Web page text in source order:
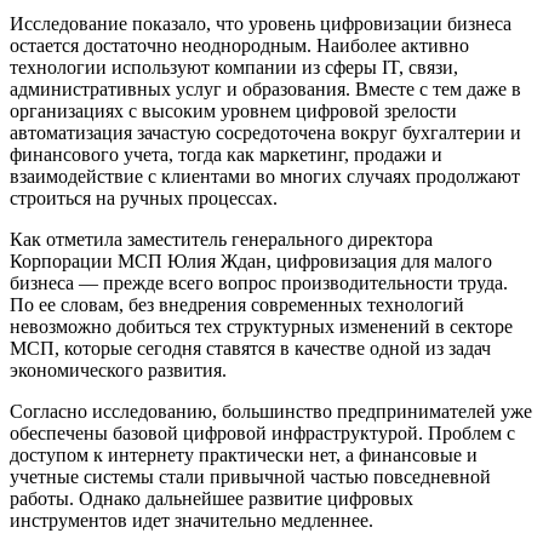
Исследование показало, что уровень цифровизации бизнеса
остается достаточно неоднородным. Наиболее активно
технологии используют компании из сферы IT, связи,
административных услуг и образования. Вместе с тем даже в
организациях с высоким уровнем цифровой зрелости
автоматизация зачастую сосредоточена вокруг бухгалтерии и
финансового учета, тогда как маркетинг, продажи и
взаимодействие с клиентами во многих случаях продолжают
строиться на ручных процессах.
Как отметила заместитель генерального директора
Корпорации МСП Юлия Ждан, цифровизация для малого
бизнеса — прежде всего вопрос производительности труда.
По ее словам, без внедрения современных технологий
невозможно добиться тех структурных изменений в секторе
МСП, которые сегодня ставятся в качестве одной из задач
экономического развития.
Согласно исследованию, большинство предпринимателей уже
обеспечены базовой цифровой инфраструктурой. Проблем с
доступом к интернету практически нет, а финансовые и
учетные системы стали привычной частью повседневной
работы. Однако дальнейшее развитие цифровых
инструментов идет значительно медленнее.